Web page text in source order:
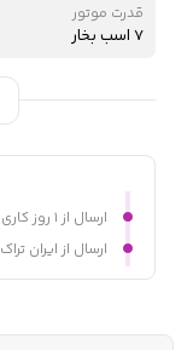
قدرت موتور
7 اسب بخار
ارسال از ۱ روز کاری
ارسال از ایران تراک